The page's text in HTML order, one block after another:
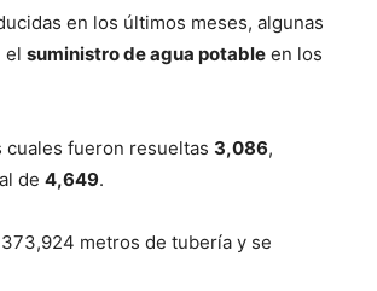
en los últimos meses, algunas
el suministro de agua potable en los
cuales fueron resueltas 3,086,
de 4,649.
metros de tubería y se